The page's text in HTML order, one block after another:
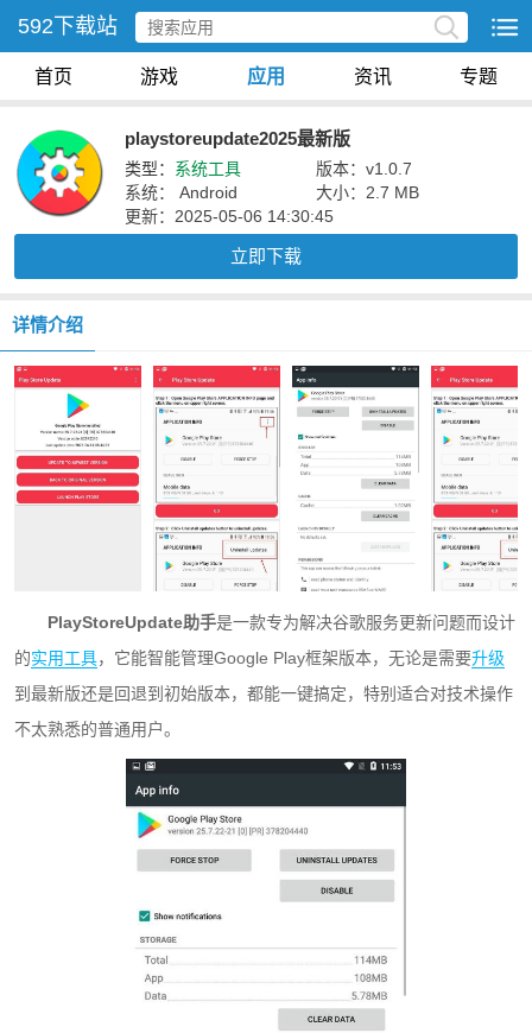
592下载站
首页 游戏 应用 资讯 专题
playstoreupdate2025最新版
类型： 系统工具
版本：v1.0.7
系统： Android
大小：2.7 MB
更新：2025-05-06 14:30:45
立即下载
详情介绍
PlayStoreUpdate助手是一款专为解决谷歌服务更新问题而设计
的实用工具，它能智能管理Google Play框架版本，无论是需要升级
到最新版还是回退到初始版本，都能一键搞定，特别适合对技术操作
不太熟悉的普通用户。